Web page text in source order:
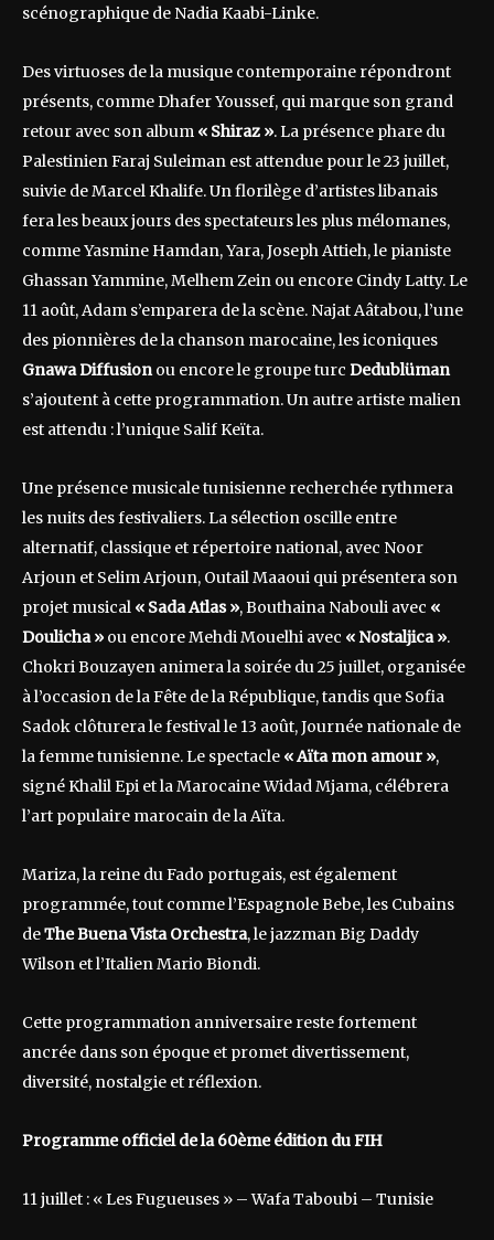
scénographique de Nadia Kaabi-Linke.
Des virtuoses de la musique contemporaine répondront
présents, comme Dhafer Youssef, qui marque son grand
retour avec son album « Shiraz ». La présence phare du
Palestinien Faraj Suleiman est attendue pour le 23 juillet,
suivie de Marcel Khalife. Un florilège d’artistes libanais
fera les beaux jours des spectateurs les plus mélomanes,
comme Yasmine Hamdan, Yara, Joseph Attieh, le pianiste
Ghassan Yammine, Melhem Zein ou encore Cindy Latty. Le
11 août, Adam s’emparera de la scène. Najat Aâtabou, l’une
des pionnières de la chanson marocaine, les iconiques
Gnawa Diffusionou encore le groupe turc Dedublüman
s’ajoutent à cette programmation. Un autre artiste malien
est attendu : l’unique Salif Keïta.
Une présence musicale tunisienne recherchée rythmera
les nuits des festivaliers. La sélection oscille entre
alternatif, classique et répertoire national, avec Noor
Arjoun et Selim Arjoun, Outail Maaoui qui présentera son
projet musical « Sada Atlas », Bouthaina Nabouli avec «
Doulicha » ou encore Mehdi Mouelhi avec « Nostaljica ».
Chokri Bouzayen animera la soirée du 25 juillet, organisée
à l’occasion de la Fête de la République, tandis que Sofia
Sadok clôturera le festival le 13 août, Journée nationale de
la femme tunisienne. Le spectacle « Aïta mon amour »,
signé Khalil Epi et la Marocaine Widad Mjama, célébrera
l’art populaire marocain de la Aïta.
Mariza, la reine du Fado portugais, est également
programmée, tout comme l’Espagnole Bebe, les Cubains
deThe Buena Vista Orchestra, le jazzman Big Daddy
Wilson et l’Italien Mario Biondi.
Cette programmation anniversaire reste fortement
ancrée dans son époque et promet divertissement,
diversité, nostalgie et réflexion.
Programme officiel de la 60ème édition du FIH
11 juillet : « Les Fugueuses » – Wafa Taboubi – Tunisie